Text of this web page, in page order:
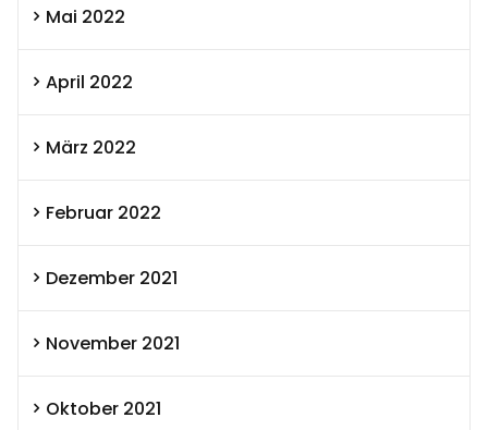
Mai 2022
April 2022
März 2022
Februar 2022
Dezember 2021
November 2021
Oktober 2021